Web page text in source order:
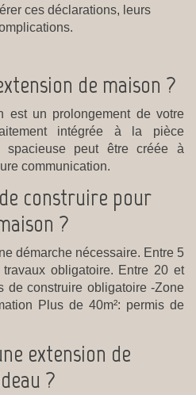
ces déclarations, leurs
de maison ?
est un prolongement de votre
intégrée à la pièce
spacieuse peut être créée à
communication.
construire pour
?
démarche nécessaire. Entre 5
obligatoire. Entre 20 et
de construire obligatoire -Zone
Plus de 40m²: permis de
extension de
?